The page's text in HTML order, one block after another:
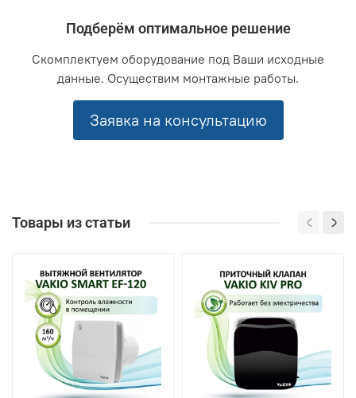
Подберём оптимальное решение
Скомплектуем оборудование под Ваши исходные
данные. Осуществим монтажные работы.
Заявка на консультацию
Товары из статьи